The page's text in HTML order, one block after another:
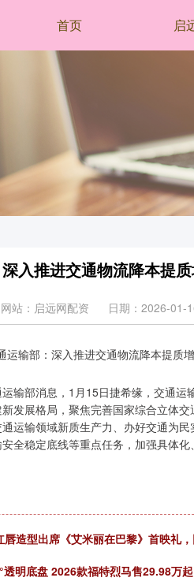
首页 启
入推进交通物流降本提
网站：启远网配资 日期：2026-01-
部消息，1月15日捷希缘，交通运
发展格局，聚焦完善国家综合立体
运输领域新质生产力、办好交通为
全稳定底线等重点任务，加强具体
造型出席《艾米丽在巴黎》首映礼
明底盘 2026款福特烈马售29.98万起